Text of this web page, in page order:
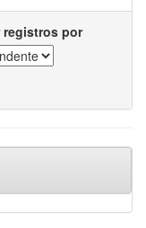
registros por